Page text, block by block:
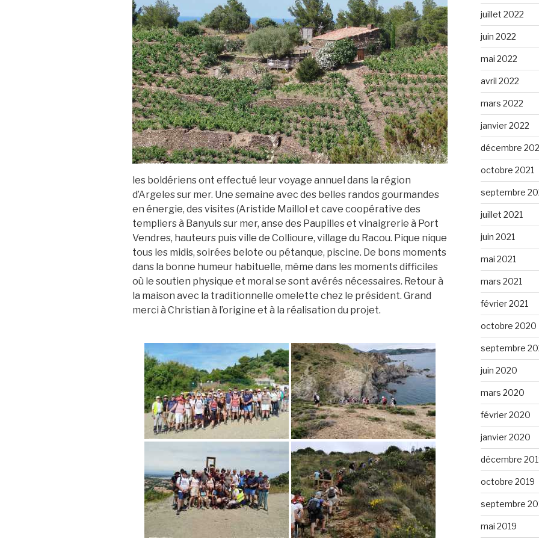
les boldériens ont effectué leur voyage annuel dans la région
d’Argeles sur mer. Une semaine avec des belles randos gourmandes
en énergie, des visites (Aristide Maillol et cave coopérative des
templiers à Banyuls sur mer, anse des Paupilles et vinaigrerie à Port
Vendres, hauteurs puis ville de Collioure, village du Racou. Pique nique
tous les midis, soirées belote ou pétanque, piscine. De bons moments
dans la bonne humeur habituelle, même dans les moments difficiles
où le soutien physique et moral se sont avérés nécessaires. Retour à
la maison avec la traditionnelle omelette chez le président. Grand
merci à Christian à l’origine et à la réalisation du projet.
juillet 2022
juin 2022
mai 2022
avril 2022
mars 2022
janvier 2022
décembre
octobre 2021
septembre
juillet 2021
juin 2021
mai 2021
mars 2021
février 2021
octobre 2020
septembre
juin 2020
mars 2020
février 2020
janvier 2020
décembre
octobre 2019
septembre
mai 2019